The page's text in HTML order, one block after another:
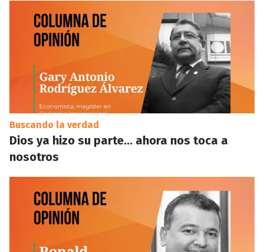
Buscando la verdad
Dios ya hizo su parte… ahora nos toca a
nosotros